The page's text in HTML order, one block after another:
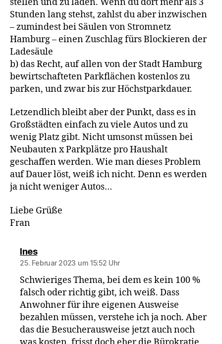
Stunden lang stehst, zahlst du aber inzwischen
– zumindest bei Säulen von Stromnetz
Hamburg – einen Zuschlag fürs Blockieren der
Ladesäule
b) das Recht, auf allen von der Stadt Hamburg
bewirtschafteten Parkflächen kostenlos zu
parken, und zwar bis zur Höchstparkdauer.
Letzendlich bleibt aber der Punkt, dass es in
Großstädten einfach zu viele Autos und zu
wenig Platz gibt. Nicht umsonst müssen bei
Neubauten x Parkplätze pro Haushalt
geschaffen werden. Wie man dieses Problem
auf Dauer löst, weiß ich nicht. Denn es werden
ja nicht weniger Autos…
Liebe Grüße
Fran
Inessagt:
25. Februar 2023 um 15:52 Uhr
Schwieriges Thema, bei dem es kein 100 %
falsch oder richtig gibt, ich weiß. Dass
Anwohner für ihre eigenen Ausweise
bezahlen müssen, verstehe ich ja noch. Aber
das die Besucherausweise jetzt auch noch